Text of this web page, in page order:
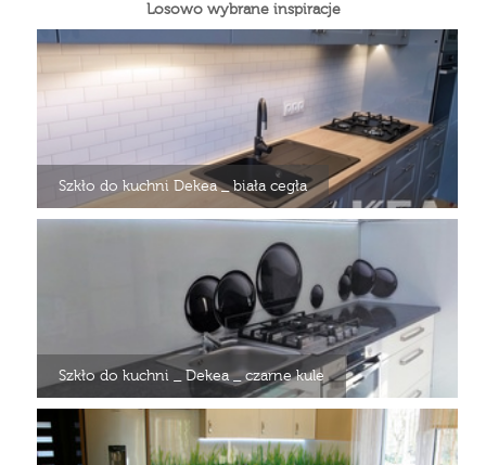
Losowo wybrane inspiracje
Szkło do kuchni Dekea _ biała cegła
Szkło do kuchni _ Dekea _ czarne kule